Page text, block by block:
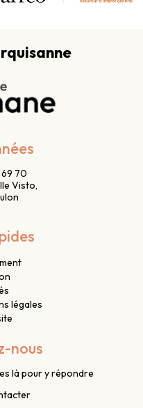
70
Visto,
légales
nous
là pour y répondre